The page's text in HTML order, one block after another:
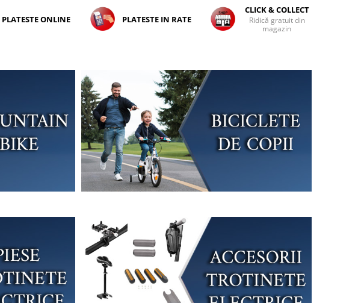
PLATESTE ONLINE PLATESTE IN RATE
CLICK & COLLECT
Ridică gratuit din
magazin